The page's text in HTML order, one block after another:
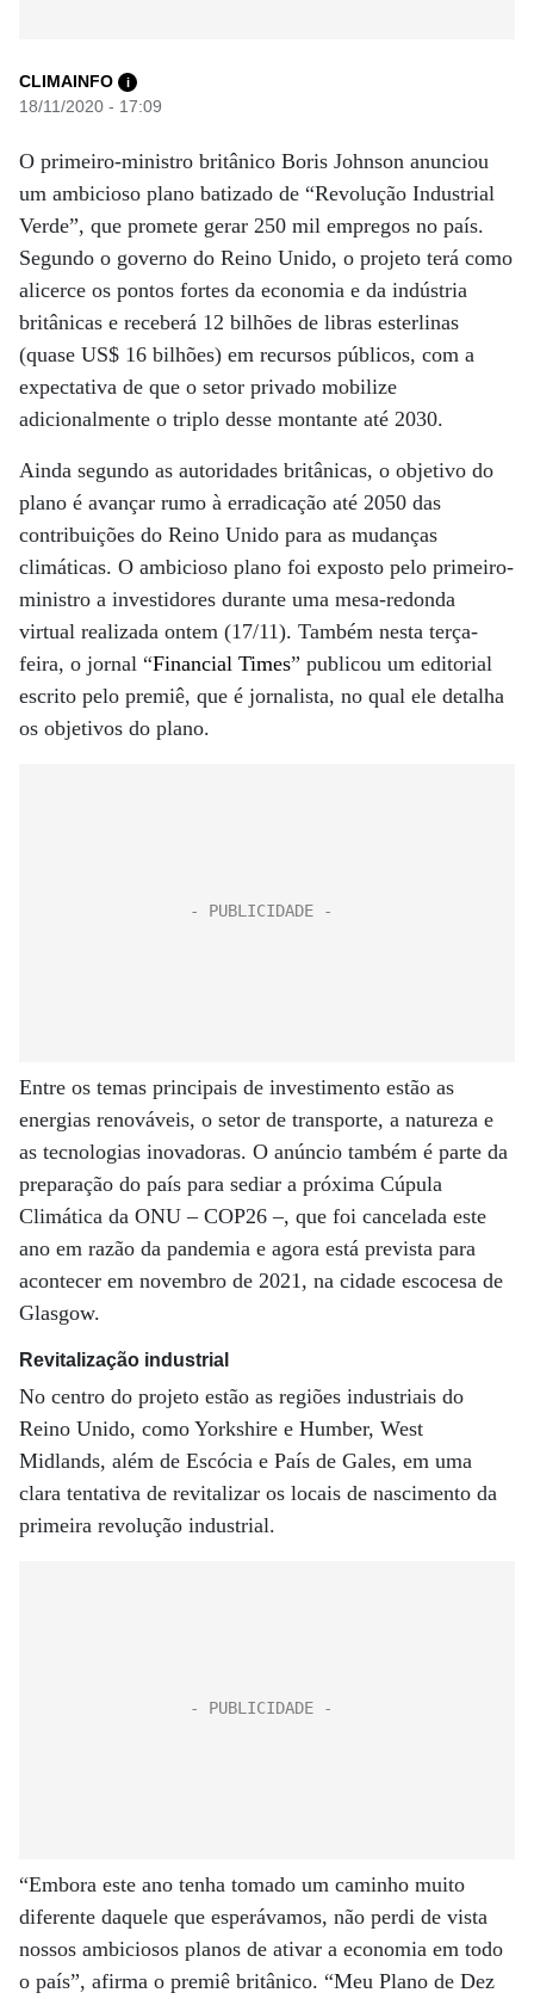
CLIMAINFO i
18/11/2020 - 17:09
O primeiro-ministro britânico Boris Johnson anunciou
um ambicioso plano batizado de “Revolução Industrial
Verde”, que promete gerar 250 mil empregos no país.
Segundo o governo do Reino Unido, o projeto terá como
alicerce os pontos fortes da economia e da indústria
britânicas e receberá 12 bilhões de libras esterlinas
(quase US$ 16 bilhões) em recursos públicos, com a
expectativa de que o setor privado mobilize
adicionalmente o triplo desse montante até 2030.
Ainda segundo as autoridades britânicas, o objetivo do
plano é avançar rumo à erradicação até 2050 das
contribuições do Reino Unido para as mudanças
climáticas. O ambicioso plano foi exposto pelo primeiro-
ministro a investidores durante uma mesa-redonda
virtual realizada ontem (17/11). Também nesta terça-
feira, o jornal “Financial Times” publicou um editorial
escrito pelo premiê, que é jornalista, no qual ele detalha
os objetivos do plano.
Entre os temas principais de investimento estão as
energias renováveis, o setor de transporte, a natureza e
as tecnologias inovadoras. O anúncio também é parte da
preparação do país para sediar a próxima Cúpula
Climática da ONU – COP26 –, que foi cancelada este
ano em razão da pandemia e agora está prevista para
acontecer em novembro de 2021, na cidade escocesa de
Glasgow.
Revitalização industrial
No centro do projeto estão as regiões industriais do
Reino Unido, como Yorkshire e Humber, West
Midlands, além de Escócia e País de Gales, em uma
clara tentativa de revitalizar os locais de nascimento da
primeira revolução industrial.
“Embora este ano tenha tomado um caminho muito
diferente daquele que esperávamos, não perdi de vista
nossos ambiciosos planos de ativar a economia em todo
o país”, afirma o premiê britânico. “Meu Plano de Dez